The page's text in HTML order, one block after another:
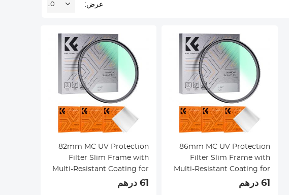
عرض: 20
86mm MC UV Protection
Filter Slim Frame with
Multi-Resistant Coating for
Camera Lens Nano-Klear
61 درهم
82mm MC UV Protection
Filter Slim Frame with
Multi-Resistant Coating for
Camera Lens Nano-Klear
61 درهم